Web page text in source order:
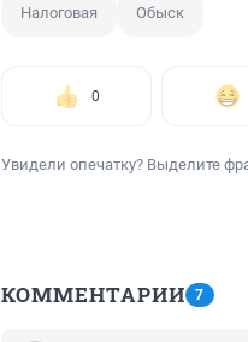
Налоговая Обыск
0
Увидели опечатку? Выделите
КОММЕНТАРИИ 7